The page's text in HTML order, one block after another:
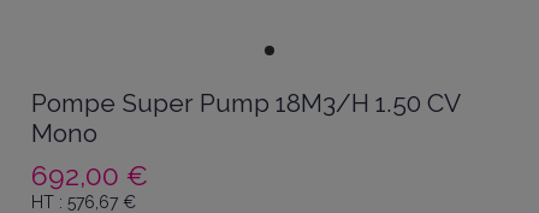
Pompe Super Pump 18M3/H 1.50 CV
Mono
692,00 €
HT : 576,67€